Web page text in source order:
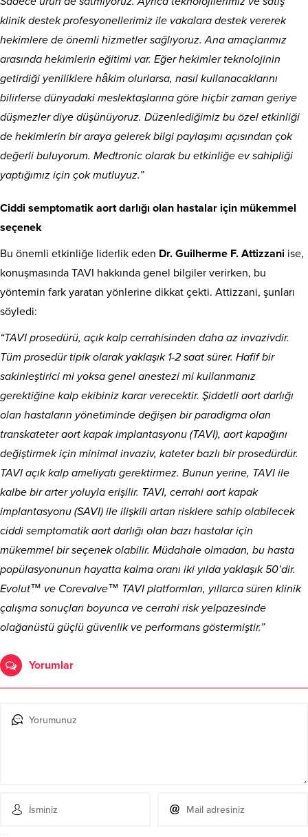
klinik destek profesyonellerimiz ile vakalara destek vererek
hekimlere de önemli hizmetler sağlıyoruz. Ana amaçlarımız
arasında hekimlerin eğitimi var. Eğer hekimler teknolojinin
getirdiği yeniliklere hâkim olurlarsa, nasıl kullanacaklarını
bilirlerse dünyadaki meslektaşlarına göre hiçbir zaman geriye
düşmezler diye düşünüyoruz. Düzenlediğimiz bu özel etkinliği
de hekimlerin bir araya gelerek bilgi paylaşımı açısından çok
değerli buluyorum. Medtronic olarak bu etkinliğe ev sahipliği
yaptığımız için çok mutluyuz.”
Ciddi semptomatik aort darlığı olan hastalar için mükemmel
seçenek
Bu önemli etkinliğe liderlik eden Dr. Guilherme F. Attizzani ise,
konuşmasında TAVI hakkında genel bilgiler verirken, bu
yöntemin fark yaratan yönlerine dikkat çekti. Attizzani, şunları
söyledi:
“TAVI prosedürü, açık kalp cerrahisinden daha az invazivdir.
Tüm prosedür tipik olarak yaklaşık 1-2 saat sürer. Hafif bir
sakinleştirici mi yoksa genel anestezi mi kullanmanız
gerektiğine kalp ekibiniz karar verecektir. Şiddetli aort darlığı
olan hastaların yönetiminde değişen bir paradigma olan
transkateter aort kapak implantasyonu (TAVI), aort kapağını
değiştirmek için minimal invaziv, kateter bazlı bir prosedürdür.
TAVI açık kalp ameliyatı gerektirmez. Bunun yerine, TAVI ile
kalbe bir arter yoluyla erişilir. TAVI, cerrahi aort kapak
implantasyonu (SAVI) ile ilişkili artan risklere sahip olabilecek
ciddi semptomatik aort darlığı olan bazı hastalar için
mükemmel bir seçenek olabilir. Müdahale olmadan, bu hasta
popülasyonunun hayatta kalma oranı iki yılda yaklaşık 50’dir.
Evolut™ ve Corevalve™ TAVI platformları, yıllarca süren klinik
çalışma sonuçları boyunca ve cerrahi risk yelpazesinde
olağanüstü güçlü güvenlik ve performans göstermiştir.”
Yorumlar